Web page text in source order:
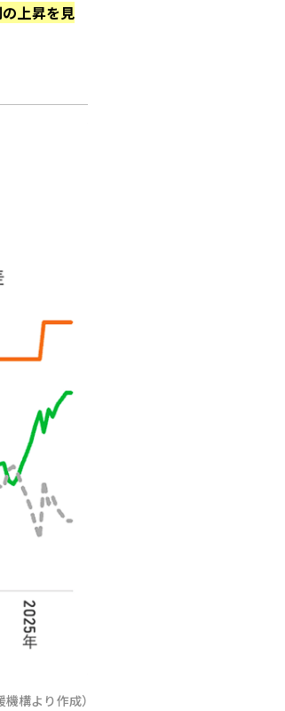
の上昇を見
機構より作成）